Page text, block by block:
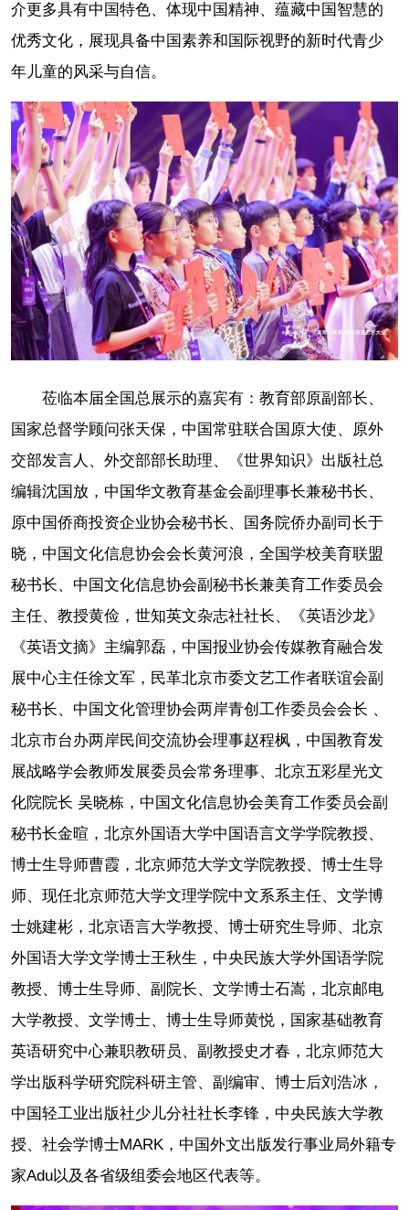
介更多具有中国特色、体现中国精神、蕴藏中国智慧的
优秀文化，展现具备中国素养和国际视野的新时代青少
年儿童的风采与自信。
莅临本届全国总展示的嘉宾有：教育部原副部长、
国家总督学顾问张天保，中国常驻联合国原大使、原外
交部发言人、外交部部长助理、《世界知识》出版社总
编辑沈国放，中国华文教育基金会副理事长兼秘书长、
原中国侨商投资企业协会秘书长、国务院侨办副司长于
晓，中国文化信息协会会长黄河浪，全国学校美育联盟
秘书长、中国文化信息协会副秘书长兼美育工作委员会
主任、教授黄俭，世知英文杂志社社长、《英语沙龙》
《英语文摘》主编郭磊，中国报业协会传媒教育融合发
展中心主任徐文军，民革北京市委文艺工作者联谊会副
秘书长、中国文化管理协会两岸青创工作委员会会长 、
北京市台办两岸民间交流协会理事赵程枫，中国教育发
展战略学会教师发展委员会常务理事、北京五彩星光文
化院院长 吴晓栋，中国文化信息协会美育工作委员会副
秘书长金暄，北京外国语大学中国语言文学学院教授、
博士生导师曹霞，北京师范大学文学院教授、博士生导
师、现任北京师范大学文理学院中文系系主任、文学博
士姚建彬，北京语言大学教授、博士研究生导师、北京
外国语大学文学博士王秋生，中央民族大学外国语学院
教授、博士生导师、副院长、文学博士石嵩，北京邮电
大学教授、文学博士、博士生导师黄悦，国家基础教育
英语研究中心兼职教研员、副教授史才春，北京师范大
学出版科学研究院科研主管、副编审、博士后刘浩冰，
中国轻工业出版社少儿分社社长李锋，中央民族大学教
授、社会学博士MARK，中国外文出版发行事业局外籍专
家Adu以及各省级组委会地区代表等。